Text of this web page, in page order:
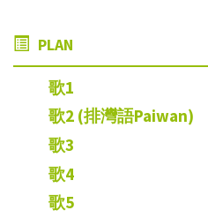
PLAN
歌1
歌2 (排灣語Paiwan)
歌3
歌4
歌5